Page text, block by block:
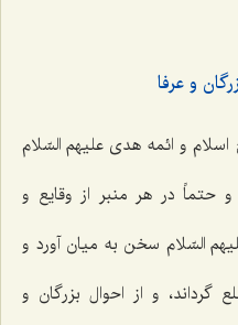
و عرفا
و ائمه هدی علیهم السّلام
حتماً در هر منبر از وقایع و
السّلام سخن به میان آورد و
گرداند، و از احوال بزرگان و